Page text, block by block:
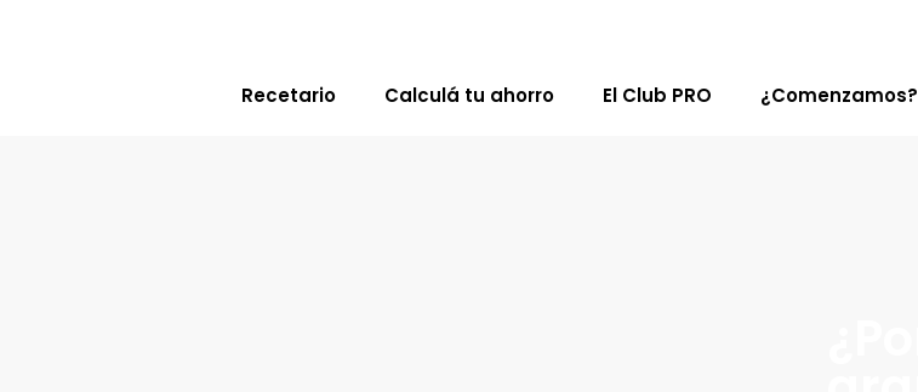
Recetario Calculá tu ahorro El Club PRO ¿Comenzamos?